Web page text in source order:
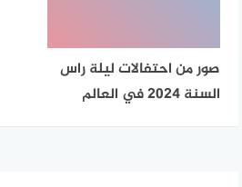
صور من احتفالات ليلة راس
السنة 2024 في العالم